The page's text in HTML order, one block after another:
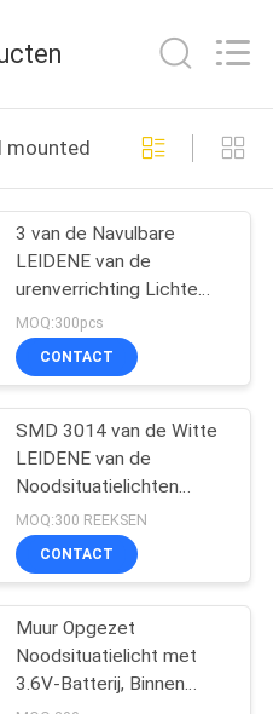
emergency light
3 van de Navulbare
LEIDENE van de
urenverrichting Lichte
Opgezette Muur
Noodsituatie de
Tweelingvlek
MOQ:300pcs
CONTACT
SMD 3014 van de Witte
LEIDENE van de
Noodsituatielichten
Uitgangs Tweelingvlek
Navulbare de
Noodsituatielamp
MOQ:300 REEKSEN
CONTACT
Muur Opgezet
Noodsituatielicht met
3.6V-Batterij, Binnen